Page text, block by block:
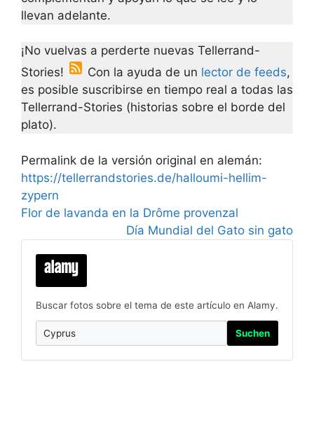
llevan adelante.
¡No vuelvas a perderte nuevas Tellerrand-
Stories!
Con la ayuda de un lector de feeds,
es posible suscribirse en tiempo real a todas las
Tellerrand-Stories (historias sobre el borde del
plato).
Permalink de la versión original en alemán:
https://tellerrandstories.de/halloumi-hellim-
zypern
Flor de lavanda en la Drôme provenzal
Día Mundial del Gato sin gato
Buscar fotos sobre el tema de este artículo en Alamy.
Suchen